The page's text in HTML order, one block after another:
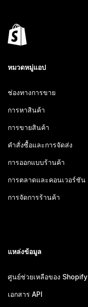
หมวดหมู่แอป
ช่องทางการขาย
การหาสินค้า
การขายสินค้า
คำสั่งซื้อและการจัดส่ง
การออกแบบร้านค้า
การตลาดและคอนเวอร์ชัน
การจัดการร้านค้า
แหล่งข้อมูล
ศูนย์ช่วยเหลือของ Shopify
เอกสาร API